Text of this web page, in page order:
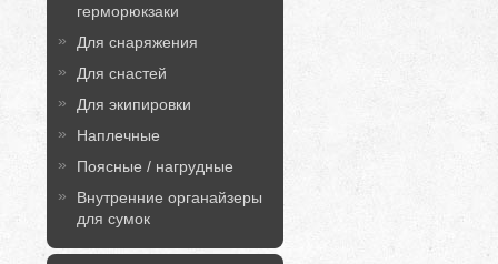
герморюкзаки
Для снаряжения
Для снастей
Для экипировки
Наплечные
Поясные / нагрудные
Внутренние органайзеры
для сумок